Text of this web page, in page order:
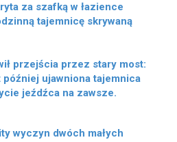
za szafką w łazience
tajemnicę skrywaną
przejścia przez stary most:
później ujawniona tajemnica
jeźdźca na zawsze.
wyczyn dwóch małych